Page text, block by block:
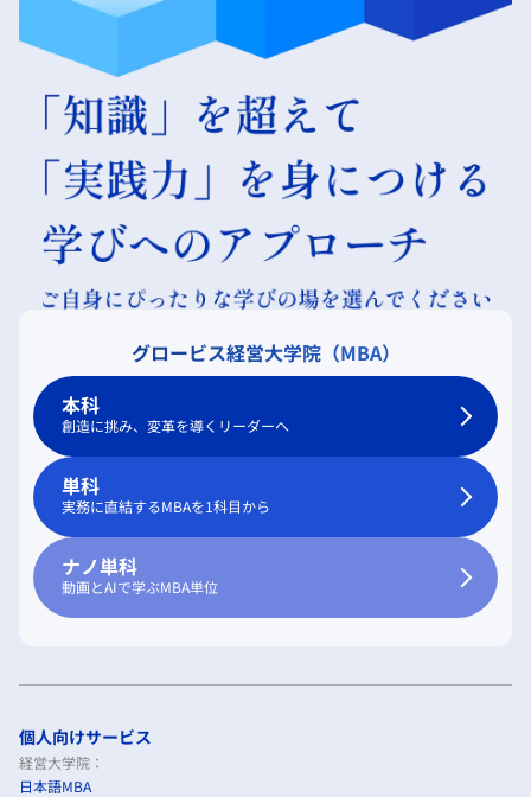
グロービス経営大学院（MBA）
本科
創造に挑み、変革を導くリーダーへ
単科
実務に直結するMBAを1科目から
ナノ単科
動画とAIで学ぶMBA単位
個人向けサービス
経営大学院：
日本語MBA